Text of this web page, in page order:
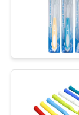
EN
MATIÈRE